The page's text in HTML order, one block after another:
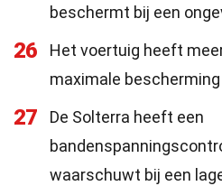
beschermt bij een
26
Het voertuig heeft
maximale
27
De Solterra heeft een
waarschuwt bij een